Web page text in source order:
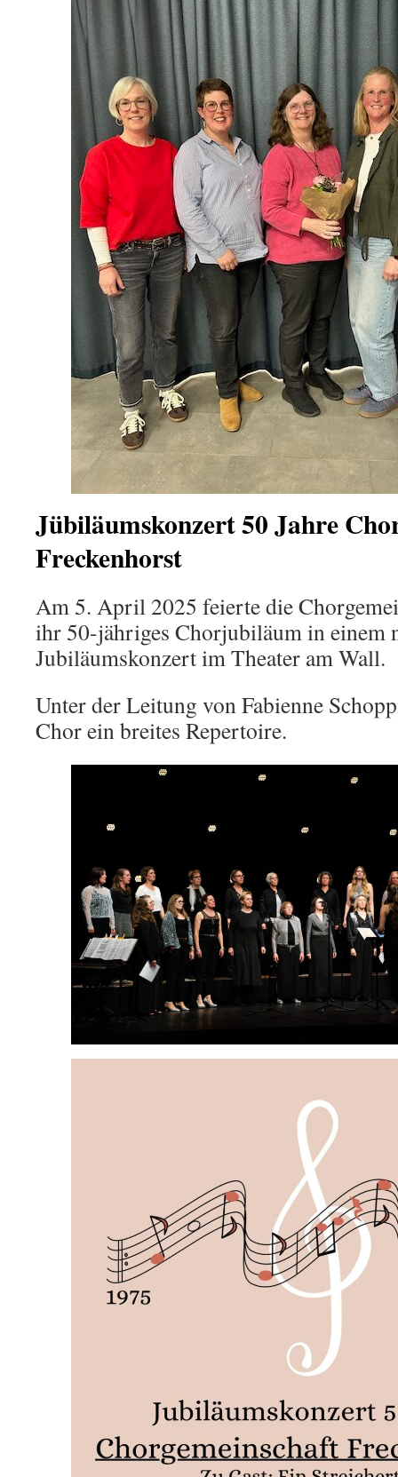
Jübiläumskonzert 50 Jahre
Freckenhorst
Am 5. April 2025 feierte die
ihr 50-jähriges Chorjubiläum in einem
Jubiläumskonzert im Theater am Wall.
Unter der Leitung von Fabienne
Chor ein breites Repertoire.